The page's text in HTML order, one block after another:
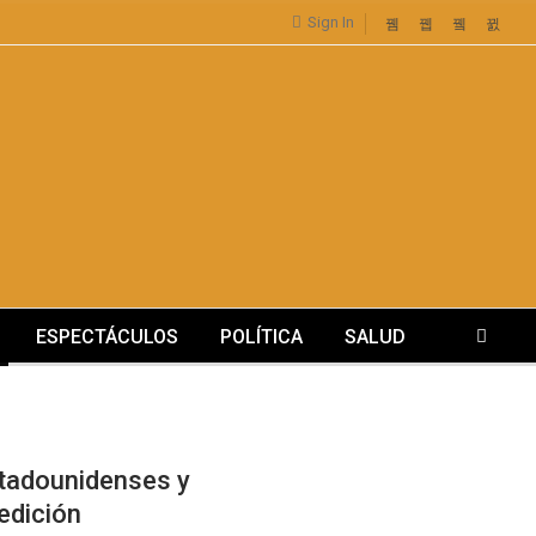
Sign In
ESPECTÁCULOS POLÍTICA SALUD
y